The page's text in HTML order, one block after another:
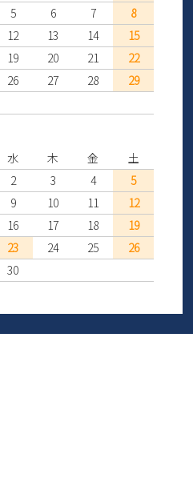
5 6 7
8
12 13 14
15
19 20 21
22
26 27 28
29
水 木 金
土
2 3 4
5
9 10 11
12
16 17 18
19
23 24 25
26
30